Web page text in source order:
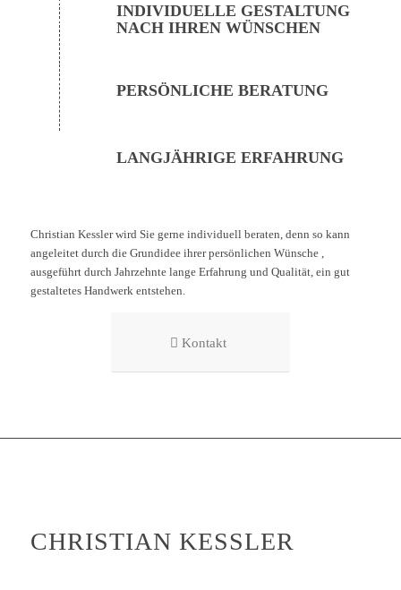
INDIVIDUELLE GESTALTUNG
NACH IHREN WÜNSCHEN
PERSÖNLICHE BERATUNG
LANGJÄHRIGE ERFAHRUNG
Christian Kessler wird Sie gerne individuell beraten, denn so kann
angeleitet durch die Grundidee ihrer persönlichen Wünsche ,
ausgeführt durch Jahrzehnte lange Erfahrung und Qualität, ein gut
gestaltetes Handwerk entstehen.
Kontakt
CHRISTIAN KESSLER